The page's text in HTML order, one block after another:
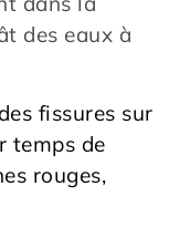
des eaux à
fissures sur
temps de
rouges,